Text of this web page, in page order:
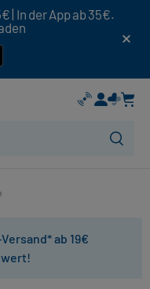
| In der App ab 35€.
ab 19€